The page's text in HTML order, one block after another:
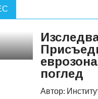
поглед
Автор: